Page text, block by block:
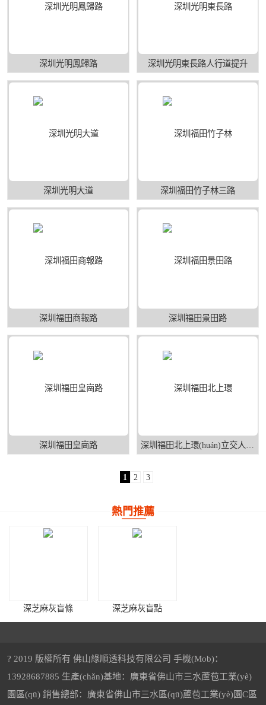
深圳光明鳳歸路 深圳光明東長路人行道提升
深圳光明大道 深圳福田竹子林三路
深圳福田商報路 深圳福田景田路
深圳福田皇崗路
1 2 3
熱門推薦
深芝麻灰盲條 深芝麻灰盲點
櫻花紅仿石陶瓷透水磚 中灰陶瓷透水磚
? 2019 版權所有 佛山綠順透科技有限公司 手機(Mob)：
13928687885 生產(chǎn)基地：廣東省佛山市三水蘆苞工業(yè)
園區(qū) 銷售總部：廣東省佛山市三水區(qū)蘆苞工業(yè)園C區